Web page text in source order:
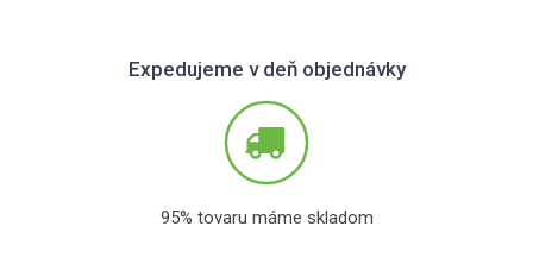
Expedujeme v deň objednávky
95% tovaru máme skladom